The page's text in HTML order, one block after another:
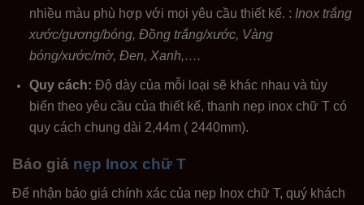
nhiều màu phù hợp với mọi yêu cầu thiết kế. : Inox trắng
xước/gương/bóng, Đồng trắng/xước, Vàng
bóng/xước/mờ, Đen, Xanh,….
Quy cách: Độ dày của mỗi loại sẽ khác nhau và tùy
biến theo yêu cầu của thiết kế, thanh nẹp inox chữ T có
quy cách chung dài 2,44m ( 2440mm).
Báo giá nẹp Inox chữ T
Để nhận báo giá chính xác của nẹp Inox chữ T, quý khách